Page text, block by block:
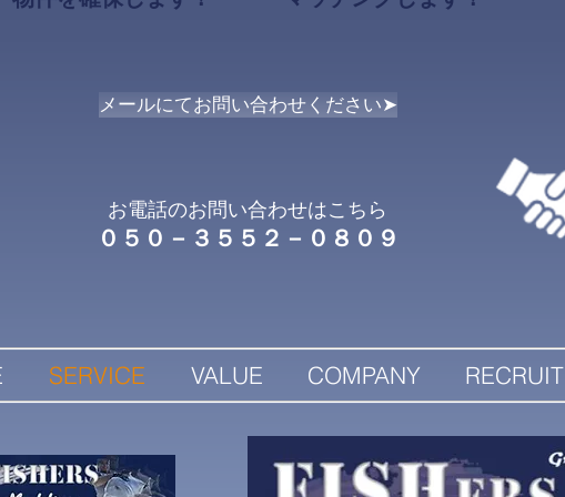
メールにてお問い合わせください➤
お電話のお問い合わせはこちら
０５０－３５５２－０８０９
SERVICE VALUE COMPANY RECRUIT